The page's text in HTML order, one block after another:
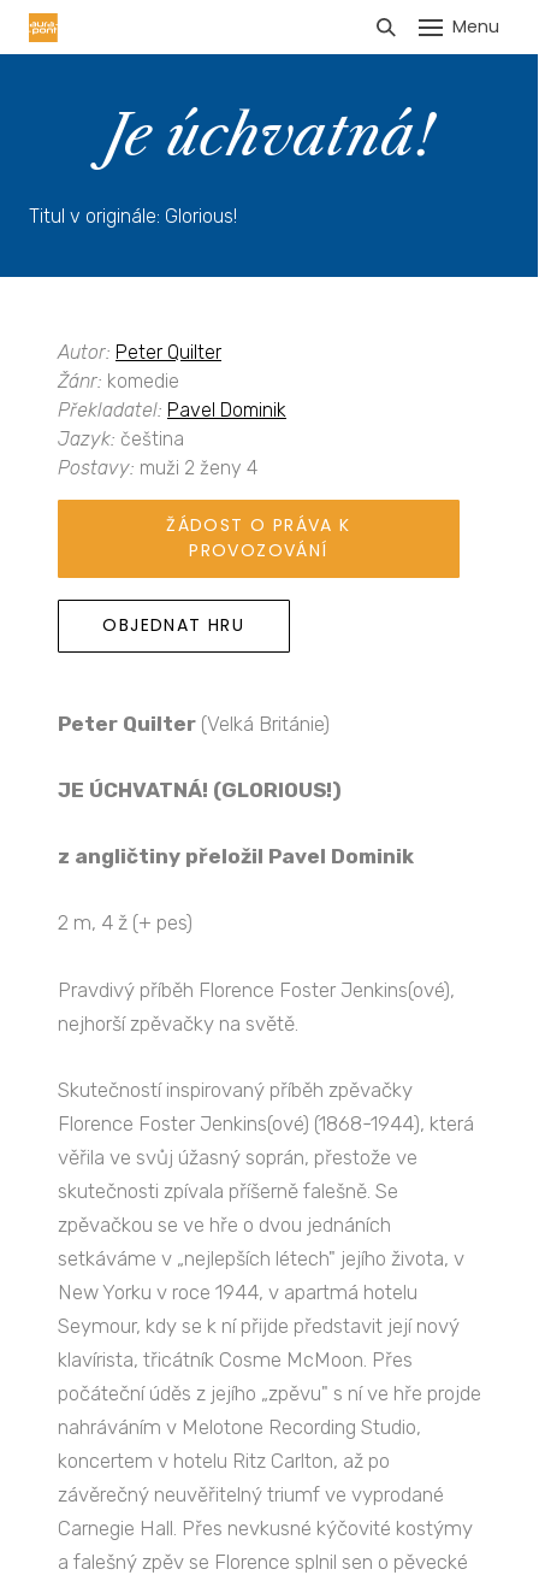
Menu
Je úchvatná!
Titul v originále: Glorious!
Autor: Peter Quilter
Žánr: komedie
Překladatel: Pavel Dominik
Jazyk: čeština
Postavy: muži 2 ženy 4
ŽÁDOST O PRÁVA K
PROVOZOVÁNÍ
OBJEDNAT HRU
Peter Quilter (Velká Británie)
JE ÚCHVATNÁ! (GLORIOUS!)
z angličtiny přeložil Pavel Dominik
2 m, 4 ž (+ pes)
Pravdivý příběh Florence Foster Jenkins(ové),
nejhorší zpěvačky na světě.
Skutečností inspirovaný příběh zpěvačky
Florence Foster Jenkins(ové) (1868-1944), která
věřila ve svůj úžasný soprán, přestože ve
skutečnosti zpívala příšerně falešně. Se
zpěvačkou se ve hře o dvou jednáních
setkáváme v „nejlepších létech" jejího života, v
New Yorku v roce 1944, v apartmá hotelu
Seymour, kdy se k ní přijde představit její nový
klavírista, třicátník Cosme McMoon. Přes
počáteční úděs z jejího „zpěvu" s ní ve hře projde
nahráváním v Melotone Recording Studio,
koncertem v hotelu Ritz Carlton, až po
závěrečný neuvěřitelný triumf ve vyprodané
Carnegie Hall. Přes nevkusné kýčovité kostýmy
a falešný zpěv se Florence splnil sen o pěvecké